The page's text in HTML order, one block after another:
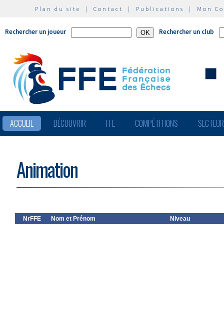
Plan du site | Contact | Publications | Mon
Rechercher un joueur Rechercher un club
ACCUEIL DÉCOUVRIR FFE COMPÉTITIONS
Animation
NrFFE Nom et Prénom Niveau